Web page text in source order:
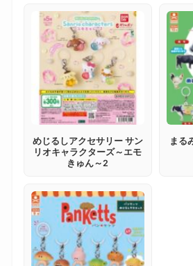
めじるしアクセサリー サン
リオキャラクターズ～エモ
きゅん～2
まる